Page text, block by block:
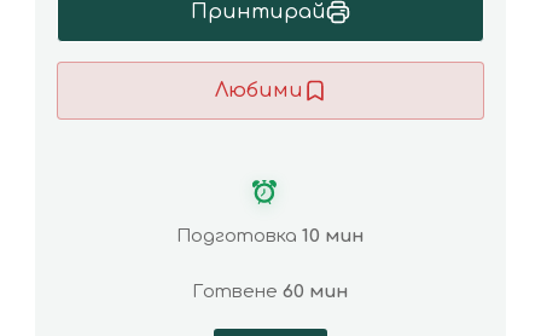
Принтирай
Любими
Подготовка 10 мин
Готвене 60 мин